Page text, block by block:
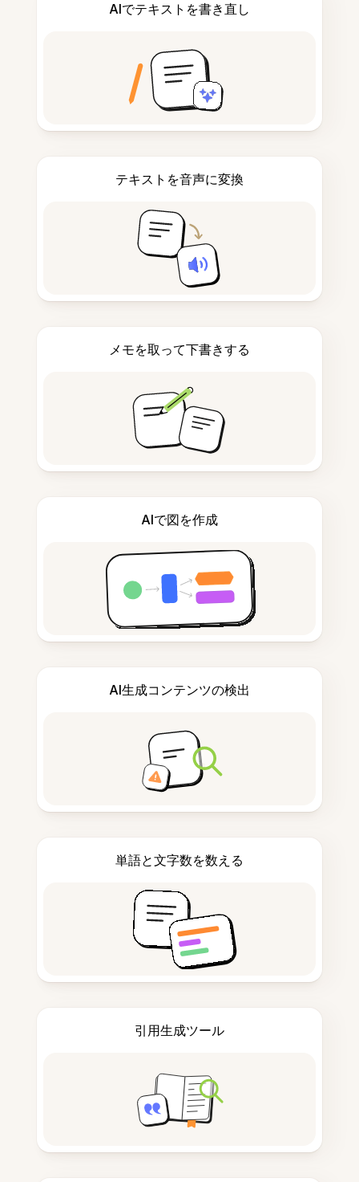
AIでテキストを書き直し
テキストを音声に変換
メモを取って下書きする
AIで図を作成
AI生成コンテンツの検出
単語と文字数を数える
引用生成ツール